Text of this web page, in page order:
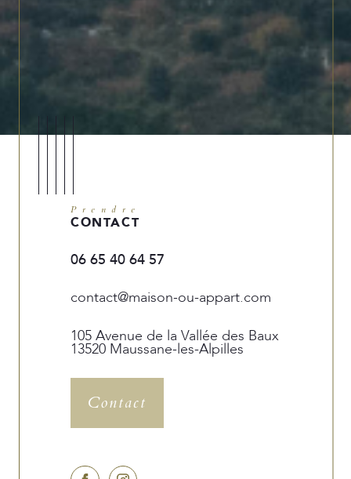
Prendre
CONTACT
06 65 40 64 57
contact@maison-ou-appart.com
105 Avenue de la Vallée des Baux
13520 Maussane-les-Alpilles
Contact